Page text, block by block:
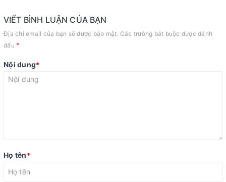
VIẾT BÌNH LUẬN CỦA BẠN
Địa chỉ email của bạn sẽ được bảo mật. Các trường bắt buộc được đánh
dấu *
Nội dung*
Họ tên*